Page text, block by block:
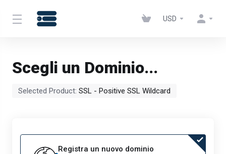
USD
Scegli un Dominio...
Selected Product: SSL - Positive SSL Wildcard
Registra un nuovo dominio